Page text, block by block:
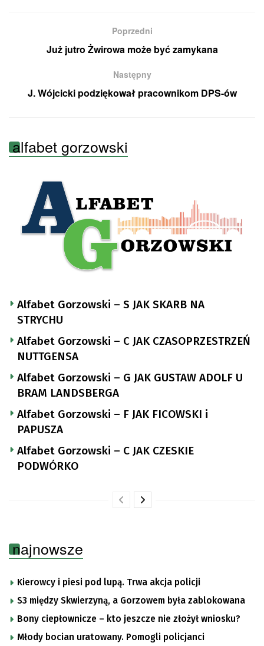
Poprzedni
Już jutro Żwirowa może być zamykana
Następny
J. Wójcicki podziękował pracownikom DPS-ów
alfabet gorzowski
Alfabet Gorzowski – S JAK SKARB NA
STRYCHU
Alfabet Gorzowski – C JAK CZASOPRZESTRZEŃ
NUTTGENSA
Alfabet Gorzowski – G JAK GUSTAW ADOLF U
BRAM LANDSBERGA
Alfabet Gorzowski – F JAK FICOWSKI i
PAPUSZA
Alfabet Gorzowski – C JAK CZESKIE
PODWÓRKO
najnowsze
Kierowcy i piesi pod lupą. Trwa akcja policji
S3 między Skwierzyną, a Gorzowem była zablokowana
Bony ciepłownicze – kto jeszcze nie złożył wniosku?
Młody bocian uratowany. Pomogli policjanci